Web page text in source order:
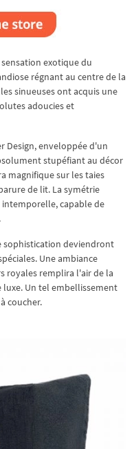
exotique du
régnant au centre de la
sinueuses ont acquis une
adoucies et
Design, enveloppée d'un
stupéfiant au décor
magnifique sur les taies
de lit. La symétrie
capable de
sophistication deviendront
Une ambiance
royales remplira l'air de la
Un tel embellissement
coucher.